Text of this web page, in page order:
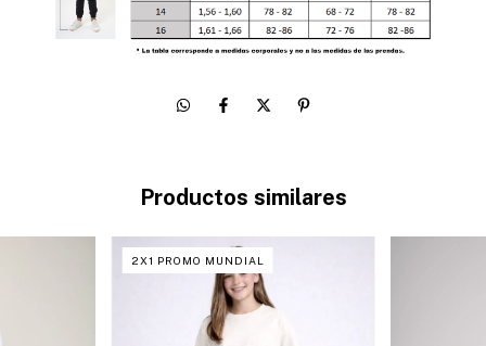
Productos similares
2X1 PROMO MUNDIAL